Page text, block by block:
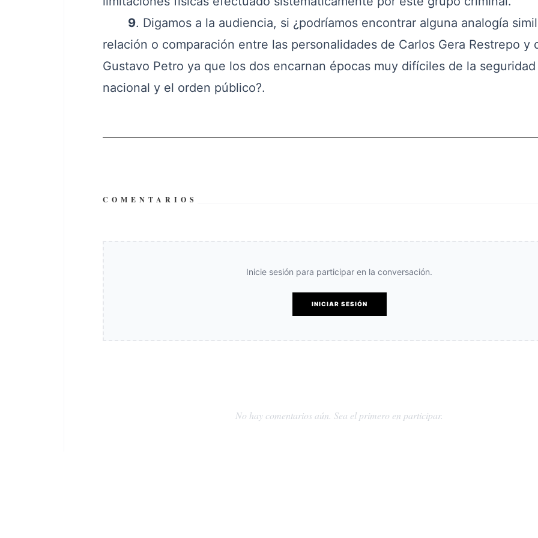
9. Digamos a la audiencia, si ¿podríamos encontrar alguna analogía
relación o comparación entre las personalidades de Carlos Gera Restrepo y
Gustavo Petro ya que los dos encarnan épocas muy difíciles de la seguridad
nacional y el orden público?.
COMENTARIOS
Inicie sesión para participar en la conversación.
INICIAR SESIÓN
No hay comentarios aún. Sea el primero en participar.